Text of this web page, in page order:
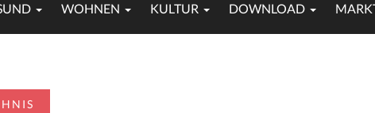
WOHNEN KULTUR DOWNLOAD